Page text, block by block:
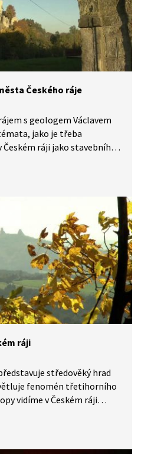
Českého ráje
s geologem Václavem
jako je třeba
ráji jako stavebního
ráji
středověký hrad
fenomén třetihorního
vidíme v Českém ráji